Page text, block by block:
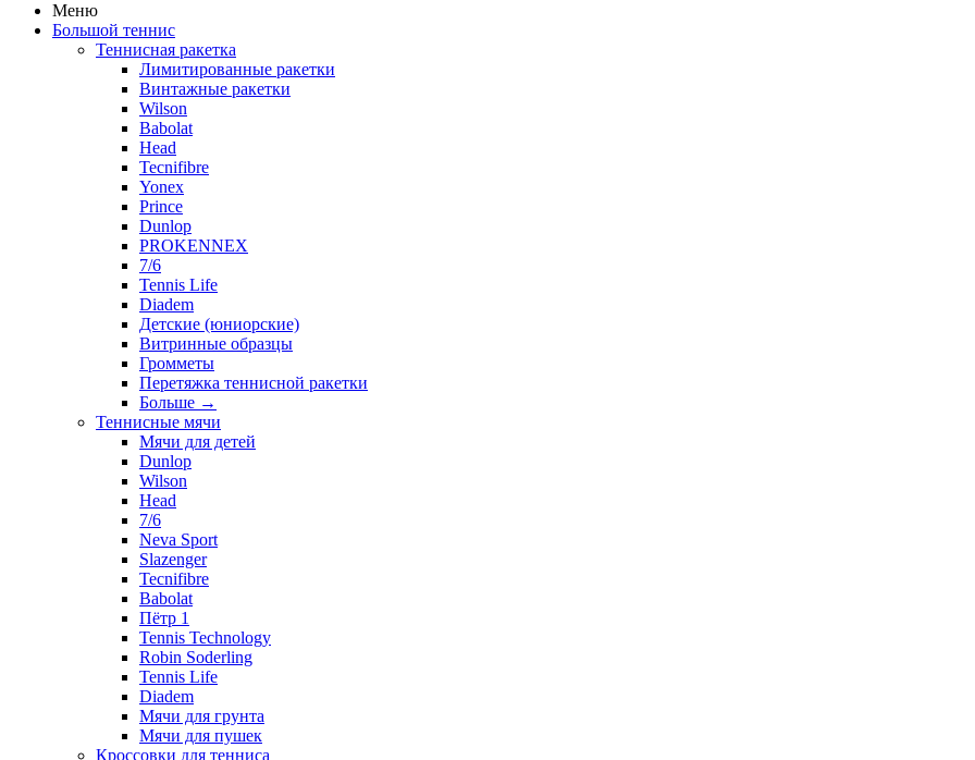
Меню
Большой теннис
Теннисная ракетка
Лимитированные ракетки
Винтажные ракетки
Wilson
Babolat
Head
Tecnifibre
Yonex
Prince
Dunlop
PROKENNEX
7/6
Tennis Life
Diadem
Детские (юниорские)
Витринные образцы
Громметы
Перетяжка теннисной ракетки
Больше →
Теннисные мячи
Мячи для детей
Dunlop
Wilson
Head
7/6
Neva Sport
Slazenger
Tecnifibre
Babolat
Пётр 1
Tennis Technology
Robin Soderling
Tennis Life
Diadem
Мячи для грунта
Мячи для пушек
Кроссовки для тенниса